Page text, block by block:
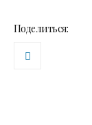
Поделиться: